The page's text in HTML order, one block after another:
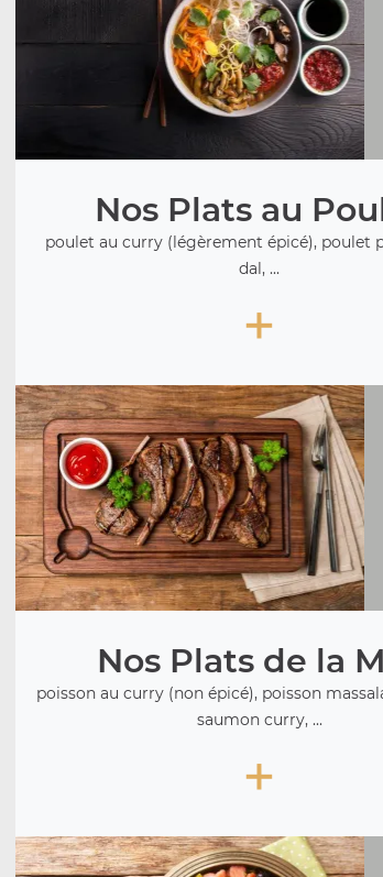
Nos Plats au
poulet au curry (légèrement épicé), poulet
dal, ...
+
Nos Plats de la
poisson au curry (non épicé), poisson
saumon curry, ...
+